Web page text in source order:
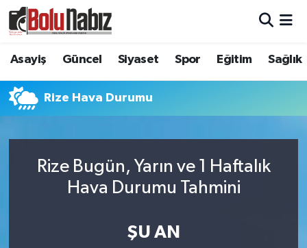
Asayiş Güncel Siyaset Spor Eğitim Sağlık
Rize Hava Durumu
Rize Bugün, Yarın ve 1 Haftalık
Hava Durumu Tahmini
ŞU AN
Bolu Trafik Yoğunluk Haritası
Süper Lig Puan Durumu ve Fikstür